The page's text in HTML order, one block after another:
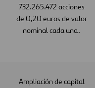
732.265.472 acciones
de 0,20 euros de valor
nominal cada una.
Ampliación de capital